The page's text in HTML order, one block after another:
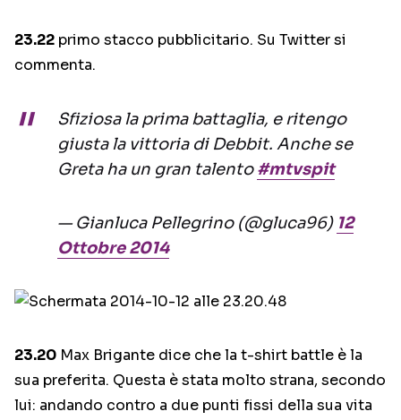
23.22 primo stacco pubblicitario. Su Twitter si
commenta.
Sfiziosa la prima battaglia, e ritengo
giusta la vittoria di Debbit. Anche se
Greta ha un gran talento#mtvspit
— Gianluca Pellegrino (@gluca96) 12
Ottobre 2014
23.20 Max Brigante dice che la t-shirt battle è la
sua preferita. Questa è stata molto strana, secondo
lui: andando contro a due punti fissi della sua vita